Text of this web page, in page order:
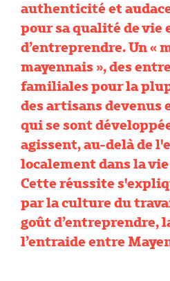
authenticité et
pour sa qualité de vie
d’entreprendre. Un «
mayennais », des
familiales pour la
des artisans devenus
qui se sont
agissent, au-delà de
localement dans la
Cette réussite
par la culture du
goût d’entreprendre,
l’entraide entre